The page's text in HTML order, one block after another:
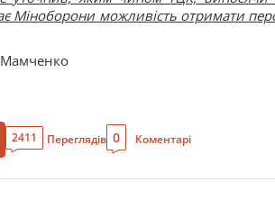
Міноборони можливість отримати
2411 Переглядів 0 Коментарі